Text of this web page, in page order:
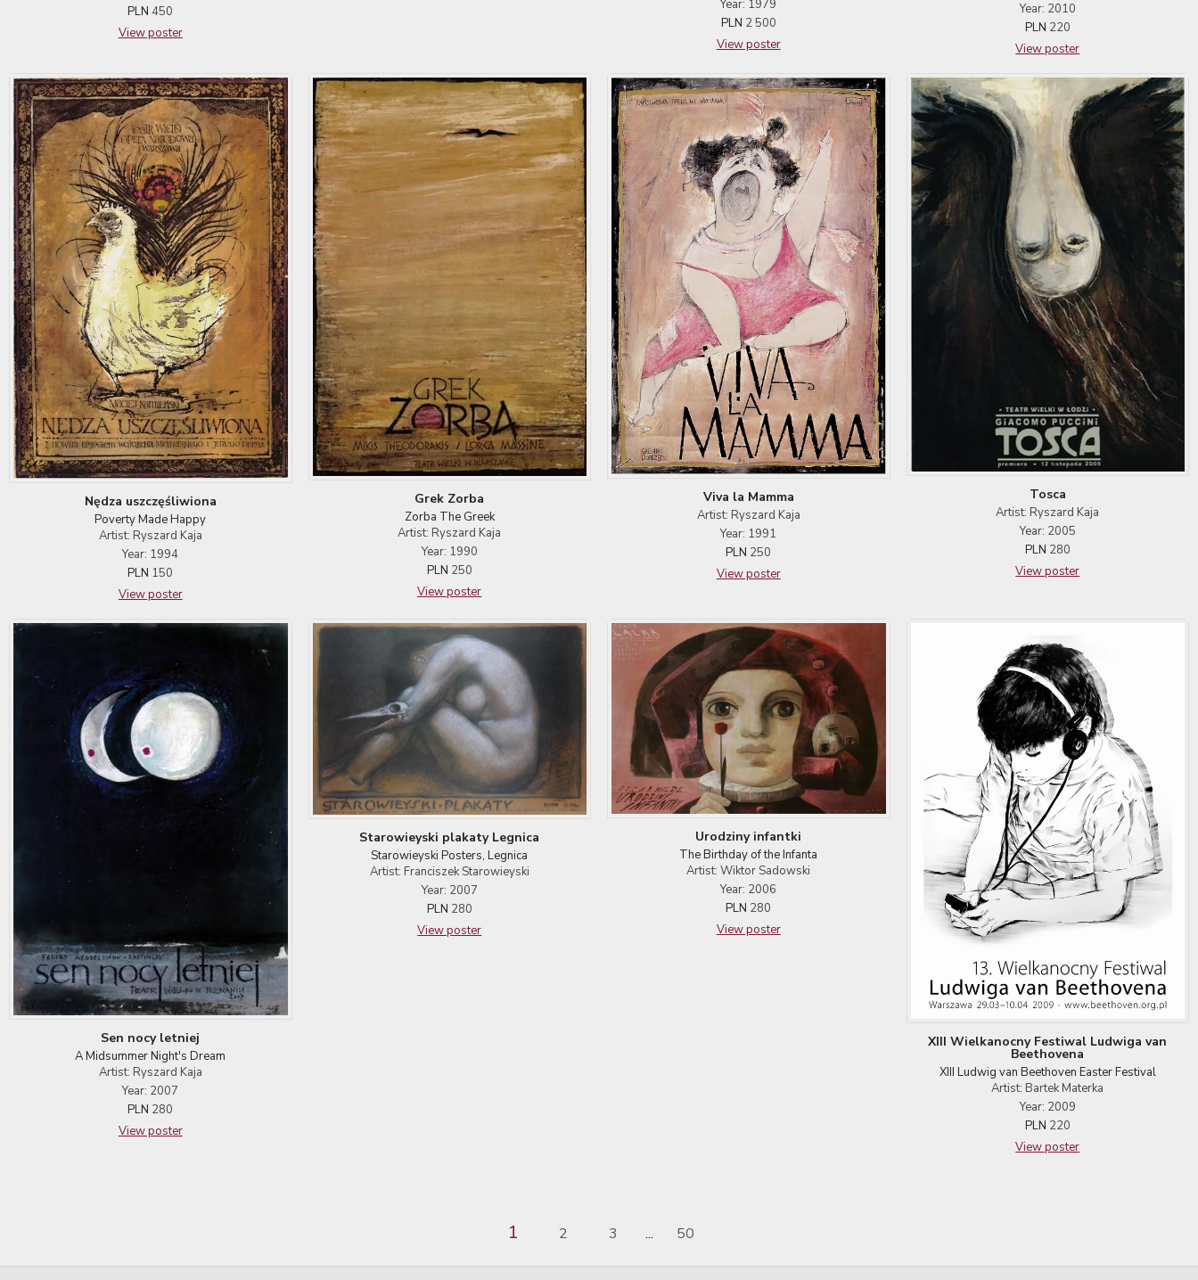
PLN 450
View poster
Year: 1979
PLN 2 500
View poster
Year: 2010
PLN 220
View poster
Nędza uszczęśliwiona
Poverty Made Happy
Artist: Ryszard Kaja
Year: 1994
PLN 150
View poster
Grek Zorba
Zorba The Greek
Artist: Ryszard Kaja
Year: 1990
PLN 250
View poster
Viva la Mamma
Artist: Ryszard Kaja
Year: 1991
PLN 250
View poster
Tosca
Artist: Ryszard Kaja
Year: 2005
PLN 280
View poster
Sen nocy letniej
A Midsummer Night's Dream
Artist: Ryszard Kaja
Year: 2007
PLN 280
View poster
Starowieyski plakaty Legnica
Starowieyski Posters, Legnica
Artist: Franciszek Starowieyski
Year: 2007
PLN 280
View poster
Urodziny infantki
The Birthday of the Infanta
Artist: Wiktor Sadowski
Year: 2006
PLN 280
View poster
XIII Wielkanocny Festiwal Ludwiga van
Beethovena
XIII Ludwig van Beethoven Easter Festival
Artist: Bartek Materka
Year: 2009
PLN 220
View poster
1 2 3 ... 50